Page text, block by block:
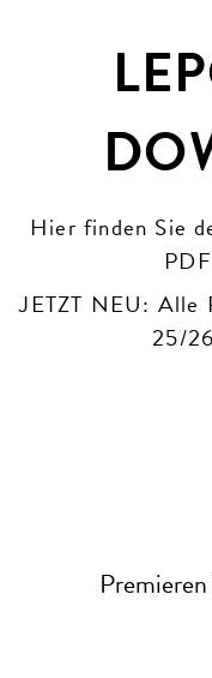
Hier finden Sie
JETZT NEU: Alle
25/